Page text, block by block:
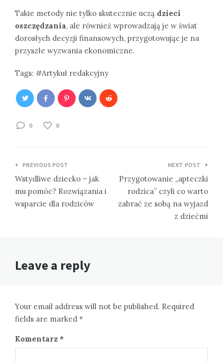
Takie metody nie tylko skutecznie uczą dzieci
oszczędzania, ale również wprowadzają je w świat
dorosłych decyzji finansowych, przygotowując je na
przyszłe wyzwania ekonomiczne.
Tags: Artykuł redakcyjny
0 0
Nawigacja
wpisu
PREVIOUS POST
Wstydliwe dziecko – jak
mu pomóc? Rozwiązania i
wsparcie dla rodziców
NEXT POST
Przygotowanie „apteczki
rodzica” czyli co warto
zabrać ze sobą na wyjazd
z dziećmi
Leave a reply
Your email address will not be published. Required
fields are marked *
Komentarz *